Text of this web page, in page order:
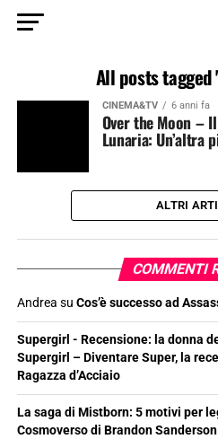
All posts tagged
CINEMA&TV 6 anni fa
Over the Moon –
Lunaria: Un’altra
ALTRI
COMMENTI
Andrea su Cos’è successo ad
Supergirl - Recensione: la donna
Supergirl – Diventare Super, la
Ragazza d’Acciaio
La saga di Mistborn: 5 motivi per
Cosmoverso di Brandon